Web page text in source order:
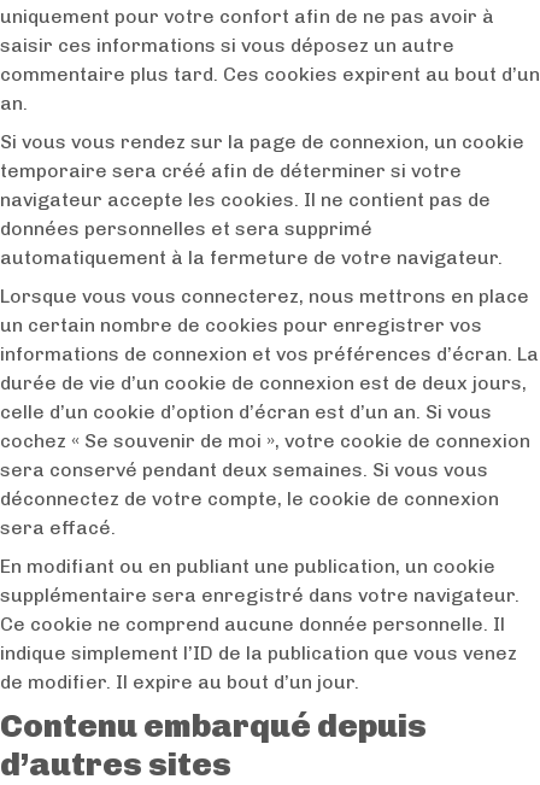
uniquement pour votre confort afin de ne pas avoir à
saisir ces informations si vous déposez un autre
commentaire plus tard. Ces cookies expirent au bout d’un
an.
Si vous vous rendez sur la page de connexion, un cookie
temporaire sera créé afin de déterminer si votre
navigateur accepte les cookies. Il ne contient pas de
données personnelles et sera supprimé
automatiquement à la fermeture de votre navigateur.
Lorsque vous vous connecterez, nous mettrons en place
un certain nombre de cookies pour enregistrer vos
informations de connexion et vos préférences d’écran. La
durée de vie d’un cookie de connexion est de deux jours,
celle d’un cookie d’option d’écran est d’un an. Si vous
cochez « Se souvenir de moi », votre cookie de connexion
sera conservé pendant deux semaines. Si vous vous
déconnectez de votre compte, le cookie de connexion
sera effacé.
En modifiant ou en publiant une publication, un cookie
supplémentaire sera enregistré dans votre navigateur.
Ce cookie ne comprend aucune donnée personnelle. Il
indique simplement l’ID de la publication que vous venez
de modifier. Il expire au bout d’un jour.
Contenu embarqué depuis
d’autres sites